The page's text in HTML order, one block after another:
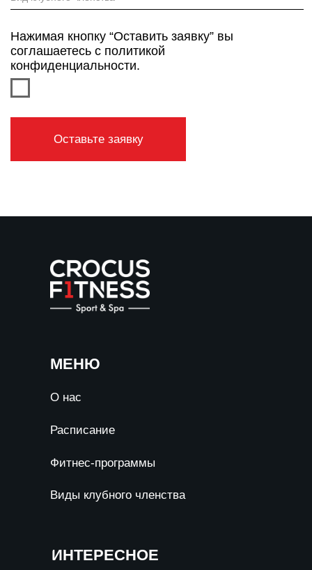
МЕНЮ
О нас
Расписание
Фитнес-программы
Виды клубного членства
ИНТЕРЕСНОЕ